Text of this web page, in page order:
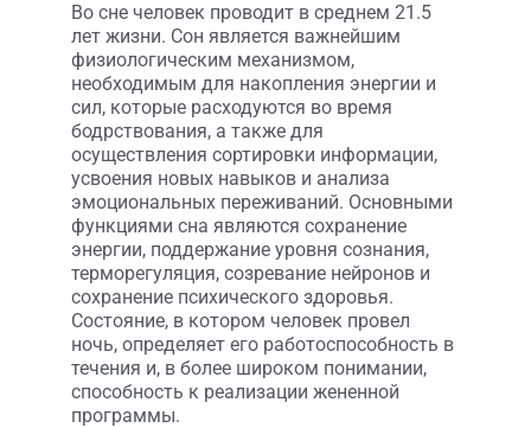
Во сне человек проводит в среднем 21.5
лет жизни. Сон является важнейшим
физиологическим механизмом,
необходимым для накопления энергии и
сил, которые расходуются во время
бодрствования, а также для
осуществления сортировки информации,
усвоения новых навыков и анализа
эмоциональных переживаний. Основными
функциями сна являются сохранение
энергии, поддержание уровня сознания,
терморегуляция, созревание нейронов и
сохранение психического здоровья.
Состояние, в котором человек провел
ночь, определяет его работоспособность в
течения и, в более широком понимании,
способность к реализации жененной
программы.